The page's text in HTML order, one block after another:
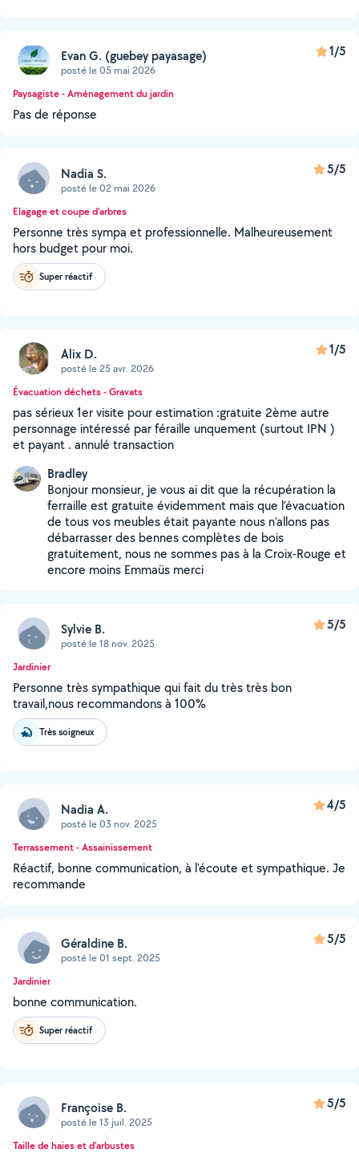
Evan G. (guebey payasage)
posté le 05 mai 2026
1/5
Paysagiste - Aménagement du jardin
Pas de réponse
Nadia S.
posté le 02 mai 2026
5/5
Elagage et coupe d'arbres
Personne très sympa et professionnelle. Malheureusement
hors budget pour moi.
Super réactif
Alix D.
posté le 25 avr. 2026
1/5
Évacuation déchets - Gravats
pas sérieux 1er visite pour estimation :gratuite 2ème autre
personnage intéressé par féraille unquement (surtout IPN )
et payant . annulé transaction
Bradley
Bonjour monsieur, je vous ai dit que la récupération la
ferraille est gratuite évidemment mais que l’évacuation
de tous vos meubles était payante nous n’allons pas
débarrasser des bennes complètes de bois
gratuitement, nous ne sommes pas à la Croix-Rouge et
encore moins Emmaüs merci
Sylvie B.
posté le 18 nov. 2025
5/5
Jardinier
Personne très sympathique qui fait du très très bon
travail,nous recommandons à 100%
Très soigneux
Nadia A.
posté le 03 nov. 2025
4/5
Terrassement - Assainissement
Réactif, bonne communication, à l'écoute et sympathique. Je
recommande
Géraldine B.
posté le 01 sept. 2025
5/5
Jardinier
bonne communication.
Super réactif
Françoise B.
posté le 13 juil. 2025
5/5
Taille de haies et d'arbustes